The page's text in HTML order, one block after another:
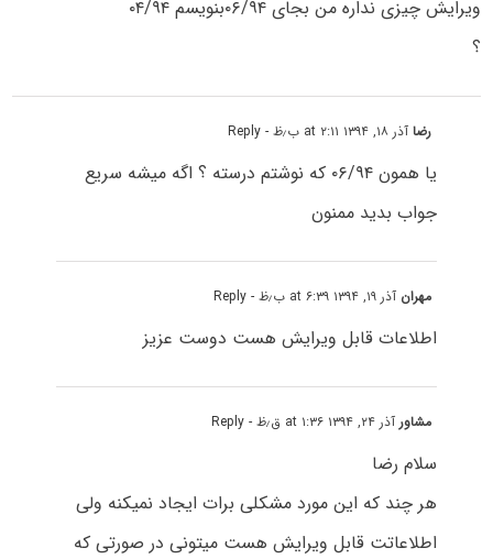
ویرایش چیزی نداره من بجای ۰۶/۹۴بنویسم ۰۴/۹۴
؟
رضاآذر ۱۸, ۱۳۹۴ at ۲:۱۱ ب٫ظ - Reply
یا همون ۰۶/۹۴ که نوشتم درسته ؟ اگه میشه سریع
جواب بدید ممنون
مهران آذر ۱۹, ۱۳۹۴ at ۶:۳۹ ب٫ظ - Reply
اطلاعات قابل ویرایش هست دوست عزیز
مشاورآذر ۲۴, ۱۳۹۴ at ۱:۳۶ ق٫ظ - Reply
سلام رضا
هر چند که این مورد مشکلی برات ایجاد نمیکنه ولی
اطلاعاتت قابل ویرایش هست میتونی در صورتی که